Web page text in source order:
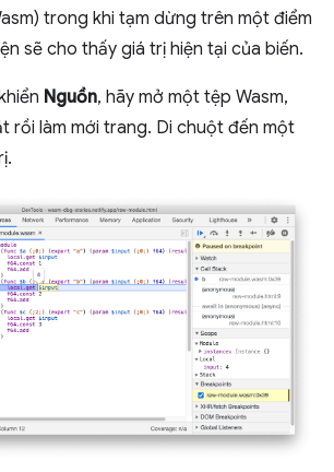
trong khi tạm dừng trên một điểm
sẽ cho thấy giá trị hiện tại của biến.
Nguồn, hãy mở một tệp Wasm,
rồi làm mới trang. Di chuột đến một